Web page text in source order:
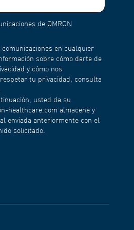
se seque y se adhiera a
el agua durante 1 ó 2
de malla con detergente suave
limpia. Dejar secar al aire en un
de OMRON
en cualquier
sobre cómo darte de
y cómo nos
tu privacidad, consulta
usted da su
healthcare.com almacene y
enviada anteriormente con el
solicitado.